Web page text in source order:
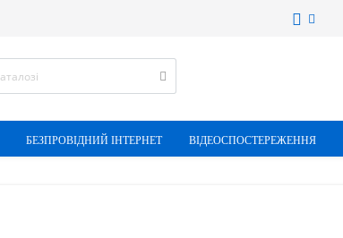
БЕЗПРОВІДНИЙ ІНТЕРНЕТ ВІДЕОСПОСТЕРЕЖЕННЯ